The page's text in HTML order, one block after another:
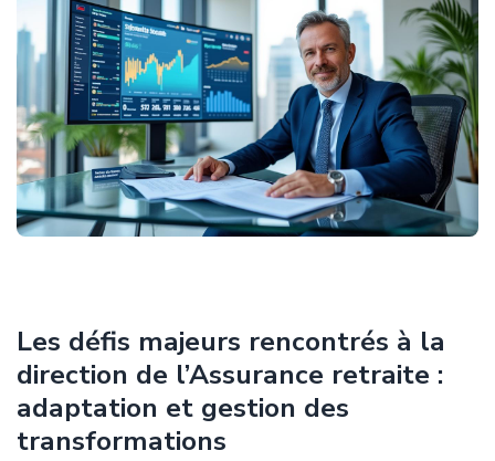
Les défis majeurs rencontrés à la
direction de l’Assurance retraite :
adaptation et gestion des
transformations